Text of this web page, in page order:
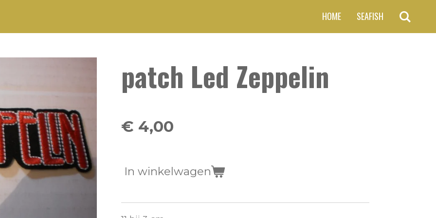
HOME SEAFISH
patch Led Zeppelin
€ 4,00
In winkelwagen